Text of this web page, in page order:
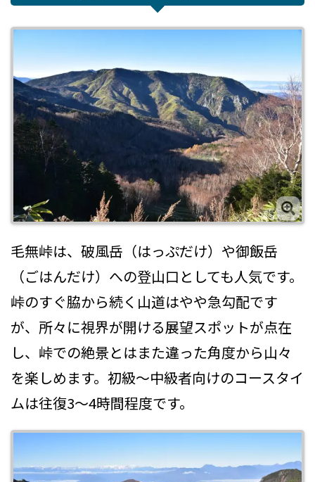
毛無峠は、破風岳（はっぷだけ）や御飯岳
（ごはんだけ）への登山口としても人気です。
峠のすぐ脇から続く山道はやや急勾配です
が、所々に視界が開ける展望スポットが点在
し、峠での絶景とはまた違った角度から山々
を楽しめます。初級〜中級者向けのコースタイ
ムは往復3〜4時間程度です。